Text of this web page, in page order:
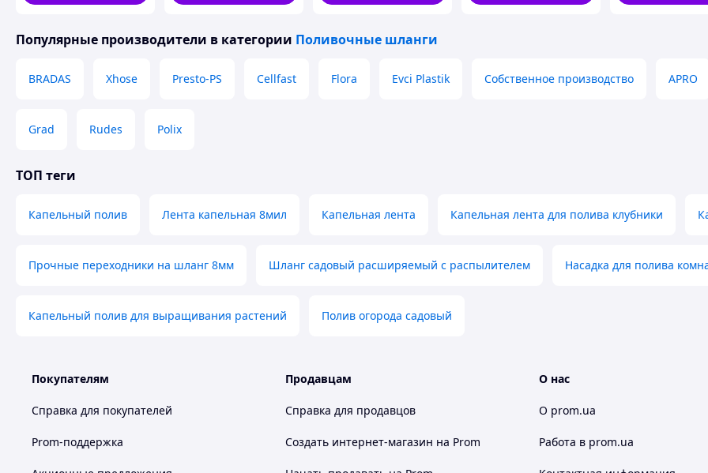
Популярные производители в категории Поливочные шланги
BRADAS Xhose Presto-PS Cellfast Flora Evci Plastik Собственное производство APRO
Grad Rudes Polix
ТОП теги
Капельный полив Лента капельная 8мил Капельная лента Капельная лента для полива клубники
Прочные переходники на шланг 8мм Шланг садовый расширяемый с распылителем Насадка для полива
Капельный полив для выращивания растений Полив огорода садовый
Покупателям
Справка для покупателей
Prom-поддержка
Продавцам
Справка для продавцов
Создать интернет-магазин на Prom
О нас
О prom.ua
Работа в prom.ua